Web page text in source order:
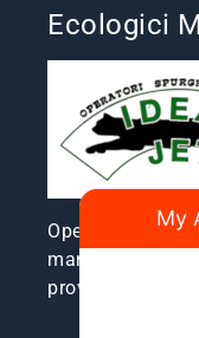
Ecologici
Operatori
manutenzione
provincia dal
My